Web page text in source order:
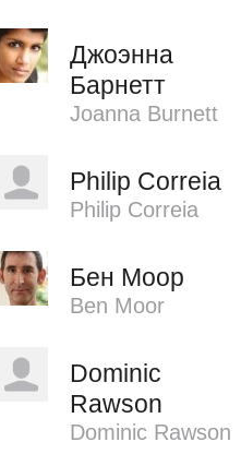
Джоэнна
Барнетт
Joanna Burnett
Philip Correia
Philip Correia
Бен Моор
Ben Moor
Dominic
Rawson
Dominic Rawson